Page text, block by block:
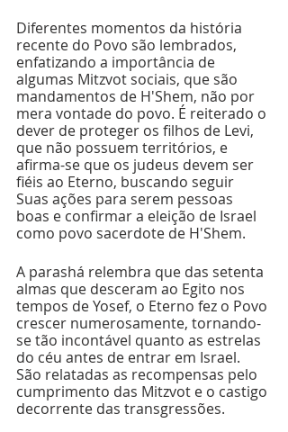
Diferentes momentos da história
recente do Povo são lembrados,
enfatizando a importância de
algumas Mitzvot sociais, que são
mandamentos de H'Shem, não por
mera vontade do povo. É reiterado o
dever de proteger os filhos de Levi,
que não possuem territórios, e
afirma-se que os judeus devem ser
fiéis ao Eterno, buscando seguir
Suas ações para serem pessoas
boas e confirmar a eleição de Israel
como povo sacerdote de H'Shem.
A parashá relembra que das setenta
almas que desceram ao Egito nos
tempos de Yosef, o Eterno fez o Povo
crescer numerosamente, tornando-
se tão incontável quanto as estrelas
do céu antes de entrar em Israel.
São relatadas as recompensas pelo
cumprimento das Mitzvot e o castigo
decorrente das transgressões.